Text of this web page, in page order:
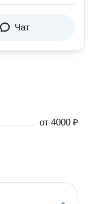
Чат
от 4000 ₽